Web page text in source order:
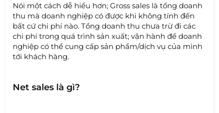
Nói một cách dễ hiểu hơn; Gross sales là tổng doanh
thu mà doanh nghiệp có được khi không tính đến
bất cứ chi phí nào. Tổng doanh thu chưa trừ đi các
chi phí trong quá trình sản xuất; vận hành để doanh
nghiệp có thể cung cấp sản phẩm/dịch vụ của mình
tới khách hàng.
Net sales là gì?